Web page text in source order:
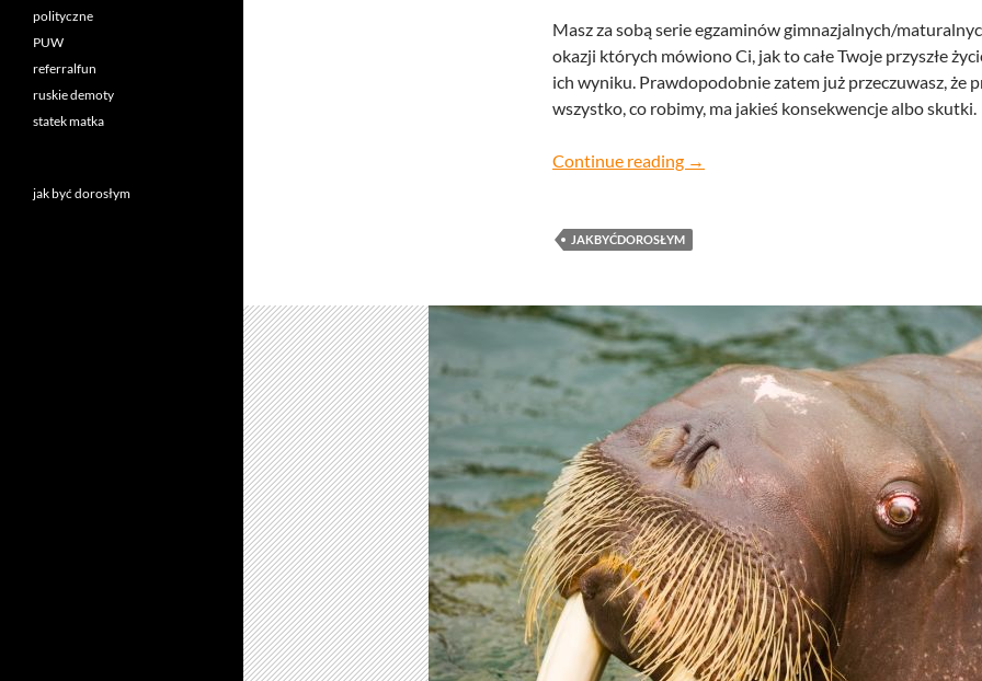
Masz za sobą serie egzaminów gimnazjalnych/
okazji których mówiono Ci, jak to całe Twoje przyszłe
ich wyniku. Prawdopodobnie zatem już przeczuwasz, że
wszystko, co robimy, ma jakieś konsekwencje albo skutki.
Continue reading jak być dorosłym 3, czyli jak coś
→
JAKBYĆDOROSŁYM
polityczne
PUW
referralfun
ruskie demoty
statek matka
jak być dorosłym